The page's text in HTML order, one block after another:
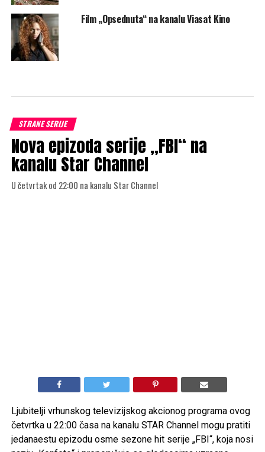
Film „Opsednuta“ na kanalu Viasat Kino
STRANE SERIJE
Nova epizoda serije „FBI“ na
kanalu Star Channel
U četvrtak od 22:00 na kanalu Star Channel
Ljubitelji vrhunskog televizijskog akcionog programa ovog
četvrtka u 22:00 časa na kanalu STAR Channel mogu pratiti
jedanaestu epizodu osme sezone hit serije „FBI“, koja nosi